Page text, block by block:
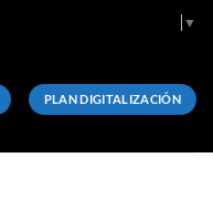
▼
PLAN DIGITALIZACIÓN